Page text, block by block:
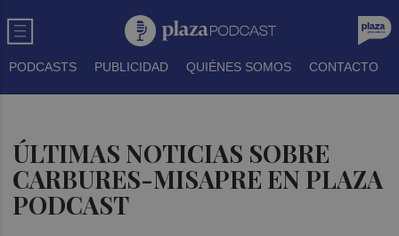
PODCASTS PUBLICIDAD QUIÉNES SOMOS CONTACTO
ÚLTIMAS NOTICIAS SOBRE
CARBURES-MISAPRE EN PLAZA
PODCAST